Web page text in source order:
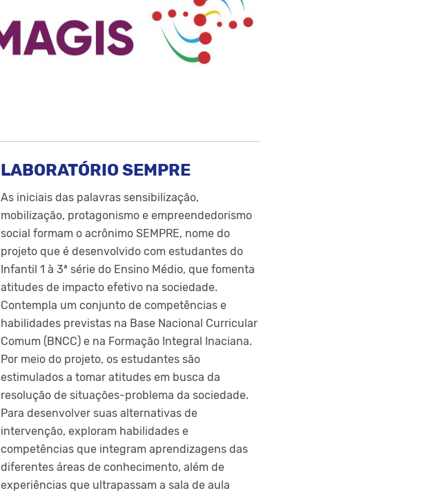
LABORATÓRIO SEMPRE
As iniciais das palavras sensibilização,
mobilização, protagonismo e empreendedorismo
social formam o acrônimo SEMPRE, nome do
projeto que é desenvolvido com estudantes do
Infantil 1 à 3ª série do Ensino Médio, que fomenta
atitudes de impacto efetivo na sociedade.
Contempla um conjunto de competências e
habilidades previstas na Base Nacional Curricular
Comum (BNCC) e na Formação Integral Inaciana.
Por meio do projeto, os estudantes são
estimulados a tomar atitudes em busca da
resolução de situações-problema da sociedade.
Para desenvolver suas alternativas de
intervenção, exploram habilidades e
competências que integram aprendizagens das
diferentes áreas de conhecimento, além de
experiências que ultrapassam a sala de aula